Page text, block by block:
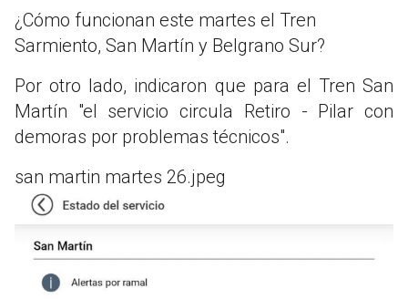
¿Cómo funcionan este martes el Tren
Sarmiento, San Martín y Belgrano Sur?
Por otro lado, indicaron que para el Tren San
Martín "el servicio circula Retiro - Pilar con
demoras por problemas técnicos".
san martin martes 26.jpeg